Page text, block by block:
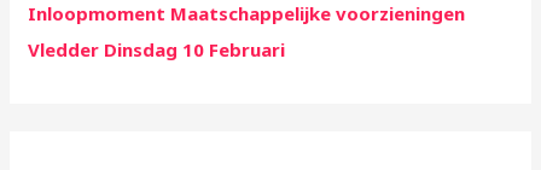
Inloopmoment Maatschappelijke voorzieningen
Vledder Dinsdag 10 Februari